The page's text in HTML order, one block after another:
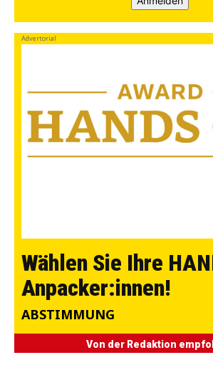
Advertorial
Wählen Sie Ihre
Anpacker:innen!
ABSTIMMUNG
Von der Redaktion